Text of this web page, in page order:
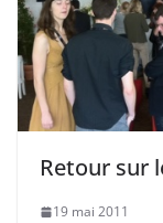
Retour sur
19 mai 2011